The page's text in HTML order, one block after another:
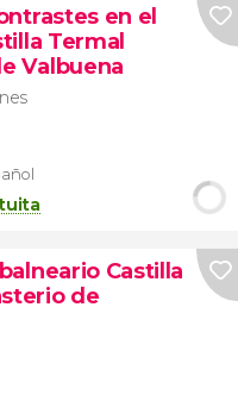
en el
Termal
Valbuena
Castilla
de